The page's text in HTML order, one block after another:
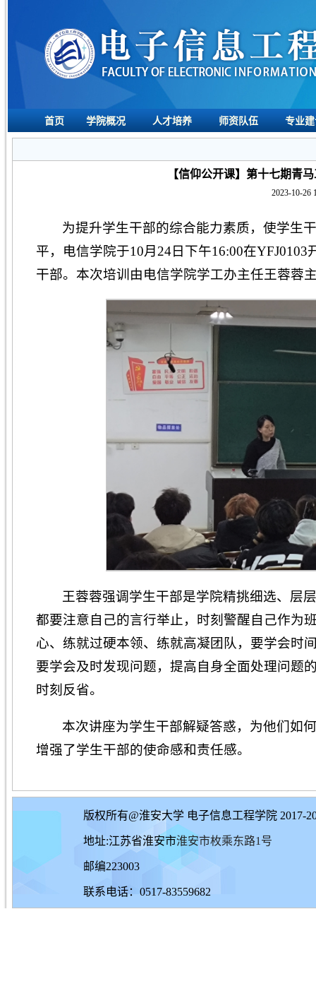
首页 学院概况 人才培养 师资队伍 专业
【信仰公开课】第十七期青
2023-10-26
为提升学生干部的综合能力素质，使学生
平，电信学院于10月24日下午16:00在
干部。本次培训由电信学院学工办主任王蓉蓉
王蓉蓉强调学生干部是学院精挑细选、层
都要注意自己的言行举止，时刻警醒自己作为
心、练就过硬本领、练就高凝团队，要学会时
要学会及时发现问题，提高自身全面处理问题
时刻反省。
本次讲座为学生干部解疑答惑，为他们如
增强了学生干部的使命感和责任感。
版权所有@淮安大学 电子信息工程学院 2017-
地址:江苏省淮安市淮安市枚乘东路1号
邮编223003
联系电话：0517-83559682